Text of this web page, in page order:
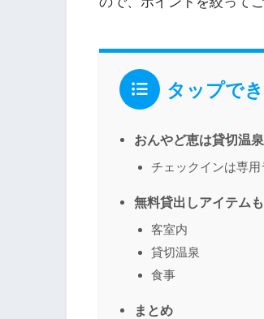
タップで
おんやど恵は貸切温
チェックインは専用
無料貸出しアイテム
客室内
貸切温泉
食事
まとめ